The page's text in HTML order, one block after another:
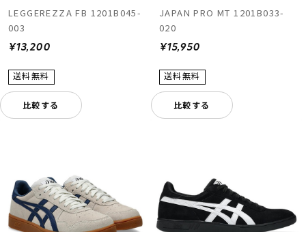
LEGGEREZZA FB 1201B045-
003
¥13,200
比較する
JAPAN PRO MT 1201B033-
020
¥15,950
比較する